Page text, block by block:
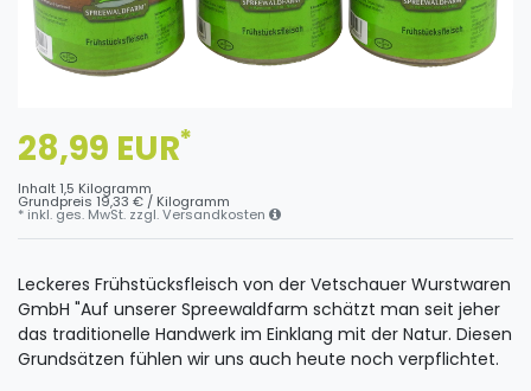
28,99 EUR*
Inhalt1,5 Kilogramm
Grundpreis 19,33 € / Kilogramm
* inkl. ges. MwSt. zzgl.Versandkosten
Leckeres Frühstücksfleisch von der Vetschauer Wurstwaren
GmbH "Auf unserer Spreewaldfarm schätzt man seit jeher
das traditionelle Handwerk im Einklang mit der Natur. Diesen
Grundsätzen fühlen wir uns auch heute noch verpflichtet.